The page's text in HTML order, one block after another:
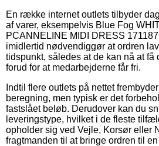
En række internet outlets tilbyder
af varer, eksempelvis Blue Fog
PCANNELINE MIDI DRESS
imidlertid nødvendiggør at ordren
tidspunkt, således at de kan nå at få
forud for at medarbejderne får fri.
Indtil flere outlets på nettet
beregning, men typisk er det
fastslået beløb. Derudover kan du
leveringstype, hvilket i de fleste
opholder sig ved Vejle, Korsør eller
fragtmanden til at bringe ordren til